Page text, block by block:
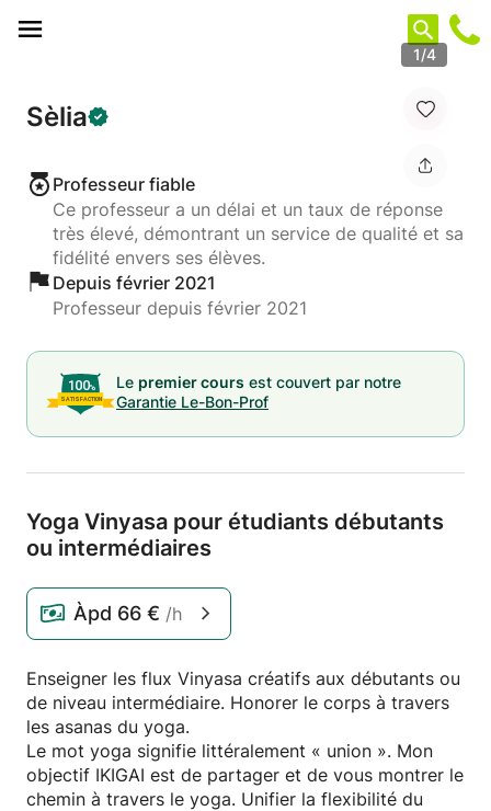
1/4
Sèlia
Professeur fiable
Ce professeur a un délai et un taux de réponse
très élevé, démontrant un service de qualité et sa
fidélité envers ses élèves.
Depuis février 2021
Professeur depuis février 2021
Le premier cours est couvert par notre
Garantie Le-Bon-Prof
Yoga Vinyasa pour étudiants débutants
ou intermédiaires
Àpd 66 € /h
Enseigner les flux Vinyasa créatifs aux débutants ou
de niveau intermédiaire. Honorer le corps à travers
les asanas du yoga.
Le mot yoga signifie littéralement « union ». Mon
objectif IKIGAI est de partager et de vous montrer le
chemin à travers le yoga. Unifier la flexibilité du